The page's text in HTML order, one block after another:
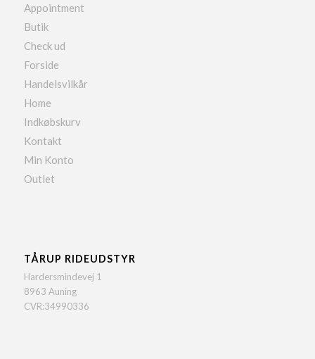
Appointment
Butik
Check ud
Forside
Handelsvilkår
Home
Indkøbskurv
Kontakt
Min Konto
Outlet
TÅRUP RIDEUDSTYR
Hardersmindevej 1
8963 Auning
CVR:34990336